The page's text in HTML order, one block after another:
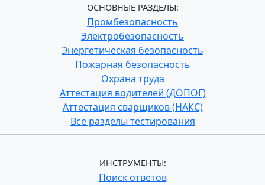
ОСНОВНЫЕ РАЗДЕЛЫ:
Промбезопасность
Электробезопасность
Энергетическая безопасность
Пожарная безопасность
Охрана труда
Аттестация водителей (ДОПОГ)
Аттестация сварщиков (НАКС)
Все разделы тестирования
ИНСТРУМЕНТЫ:
Поиск ответов